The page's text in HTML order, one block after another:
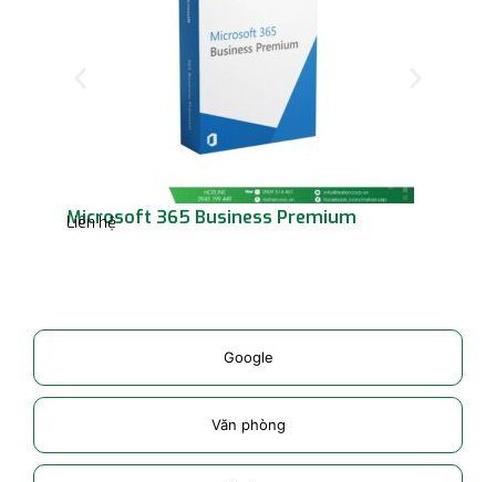
Google
Văn phòng
Microsoft 365 Business Premium
Liên hệ